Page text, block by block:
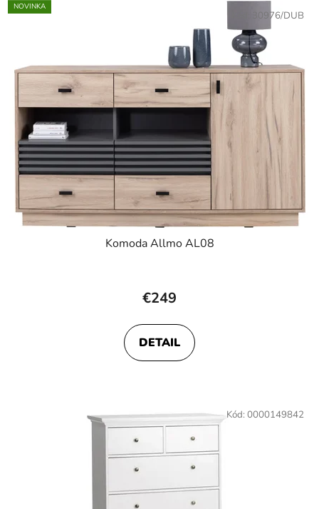
NOVINKA
Komoda Allmo AL08
€249
DETAIL
30976/DUB
Kód: 0000149842